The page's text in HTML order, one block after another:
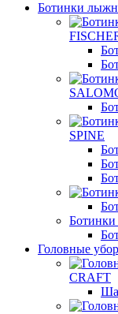
Ботинки
SPINE
Головные
CRAFT